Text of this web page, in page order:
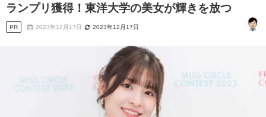
ランプリ獲得！東洋大学の美女が輝きを放つ
PR 2023年12月17日 2023年12月17日